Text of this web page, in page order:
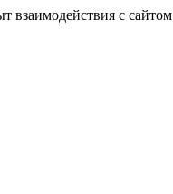
взаимодействия с сайтом